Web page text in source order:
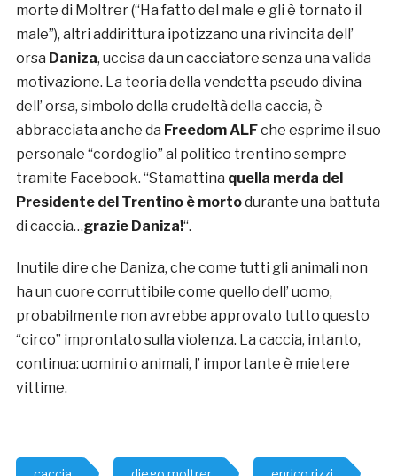
morte di Moltrer (“Ha fatto del male e gli è tornato il
male”), altri addirittura ipotizzano una rivincita dell’
orsa Daniza, uccisa da un cacciatore senza una valida
motivazione. La teoria della vendetta pseudo divina
dell’ orsa, simbolo della crudeltà della caccia, è
abbracciata anche da Freedom ALFche esprime il suo
personale “cordoglio” al politico trentino sempre
tramite Facebook. “Stamattina quella merda del
Presidente del Trentino è mortodurante una battuta
di caccia…grazie Daniza!“.
Inutile dire che Daniza, che come tutti gli animali non
ha un cuore corruttibile come quello dell’ uomo,
probabilmente non avrebbe approvato tutto questo
“circo” improntato sulla violenza. La caccia, intanto,
continua: uomini o animali, l’ importante è mietere
vittime.